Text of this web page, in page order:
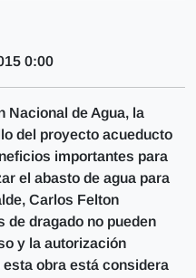
0:00
Nacional de Agua, la
del proyecto acueducto
importantes para
el abasto de agua para
Carlos Felton
de dragado no pueden
y la autorización
obra está considera